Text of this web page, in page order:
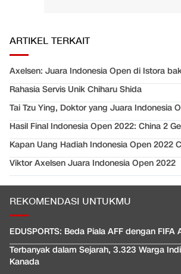
ARTIKEL TERKAIT
Axelsen: Juara Indonesia Open di Istora
Rahasia Servis Unik Chiharu Shida
Tai Tzu Ying, Doktor yang Juara Indonesia
Hasil Final Indonesia Open 2022: China 2
Kapan Uang Hadiah Indonesia Open 2022
Viktor Axelsen Juara Indonesia Open 2022
REKOMENDASI UNTUKMU
EDUSPORTS: Beda Piala AFF dengan FIFA
Terbanyak dalam Sejarah, 3.323 Warga
Kanada